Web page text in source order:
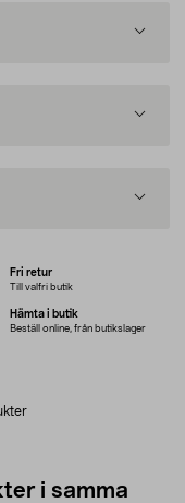
Fri retur
Till valfri butik
Hämta i butik
Beställ online, från butikslager
i samma